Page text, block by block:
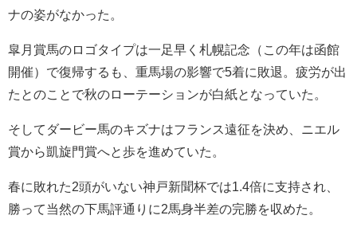
ナの姿がなかった。
皐月賞馬のロゴタイプは一足早く札幌記念（この年は函館
開催）で復帰するも、重馬場の影響で5着に敗退。疲労が出
たとのことで秋のローテーションが白紙となっていた。
そしてダービー馬のキズナはフランス遠征を決め、ニエル
賞から凱旋門賞へと歩を進めていた。
春に敗れた2頭がいない神戸新聞杯では1.4倍に支持され、
勝って当然の下馬評通りに2馬身半差の完勝を収めた。